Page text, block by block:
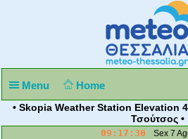
Menu Home
• Skopia Weather Station Elevation
Τσούτσος •
09:17:30
Sex 7